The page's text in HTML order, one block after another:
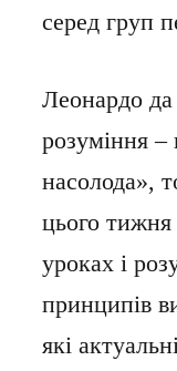
серед груп
Леонардо да
розуміння –
насолода»,
цього тижня
уроках і
принципів
які